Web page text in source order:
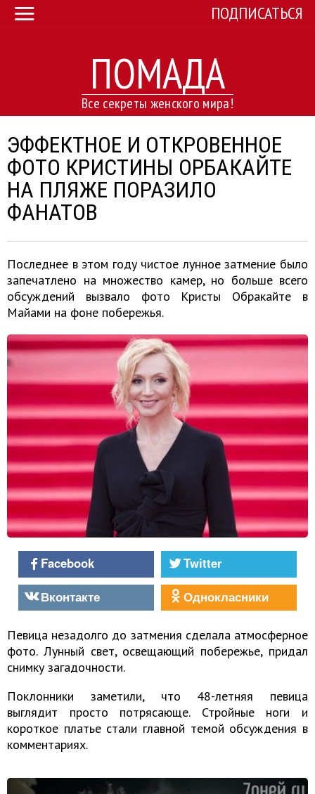
ПОМАДА
Все секреты женского мира!
ПОДПИСАТЬСЯ
ЭФФЕКТНОЕ И ОТКРОВЕННОЕ
ФОТО КРИСТИНЫ ОРБАКАЙТЕ
НА ПЛЯЖЕ ПОРАЗИЛО
ФАНАТОВ
Последнее в этом году чистое лунное затмение было
запечатлено на множество камер, но больше всего
обсуждений вызвало фото Кристы Обракайте в
Майами на фоне побережья.
Facebook
Twitter
Вконтакте
Однокласники
Певица незадолго до затмения сделала атмосферное
фото. Лунный свет, освещающий побережье, придал
снимку загадочности.
Поклонники заметили, что 48-летняя певица
выглядит просто потрясающе. Стройные ноги и
короткое платье стали главной темой обсуждения в
комментариях.